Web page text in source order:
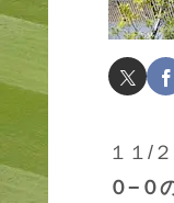
１１/
０−０